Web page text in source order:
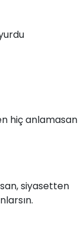
hiç anlamasan
siyasetten